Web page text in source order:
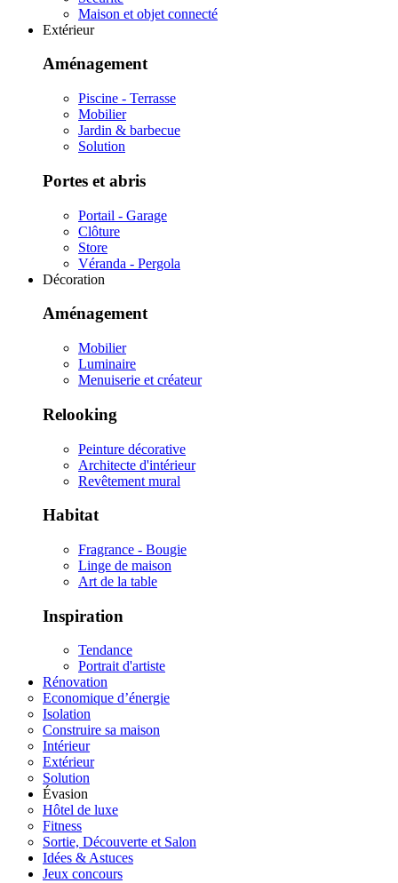
Maison et objet connecté
Extérieur
Aménagement
Piscine - Terrasse
Mobilier
Jardin & barbecue
Solution
Portes et abris
Portail - Garage
Clôture
Store
Véranda - Pergola
Décoration
Aménagement
Mobilier
Luminaire
Menuiserie et créateur
Relooking
Peinture décorative
Architecte d'intérieur
Revêtement mural
Habitat
Fragrance - Bougie
Linge de maison
Art de la table
Inspiration
Tendance
Portrait d'artiste
Rénovation
Economique d’énergie
Isolation
Construire sa maison
Intérieur
Extérieur
Solution
Évasion
Hôtel de luxe
Fitness
Sortie, Découverte et Salon
Idées & Astuces
Jeux concours